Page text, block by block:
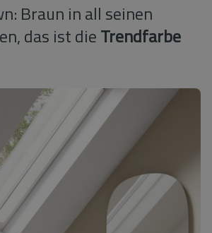
Braun in all seinen
das ist dieTrendfarbe